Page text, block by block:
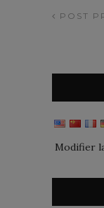
POST
Modifier